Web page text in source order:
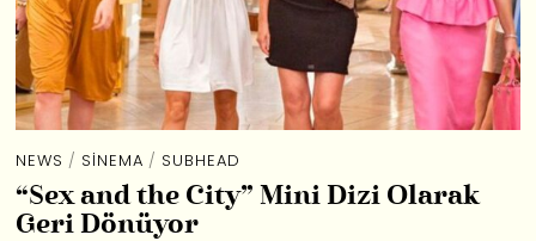
NEWS / SINEMA / SUBHEAD
“Sex and the City” Mini Dizi Olarak
Geri Dönüyor